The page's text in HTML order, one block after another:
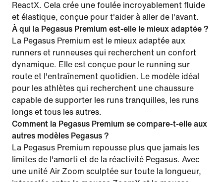
ReactX. Cela crée une foulée incroyablement fluide
et élastique, conçue pour t'aider à aller de l'avant.
À qui la Pegasus Premium est-elle le mieux adaptée ?
La Pegasus Premium est le mieux adaptée aux
runners et runneuses qui recherchent un confort
dynamique. Elle est conçue pour le running sur
route et l'entraînement quotidien. Le modèle idéal
pour les athlètes qui recherchent une chaussure
capable de supporter les runs tranquilles, les runs
longs et tous les autres.
Comment la Pegasus Premium se compare-t-elle aux
autres modèles Pegasus ?
La Pegasus Premium repousse plus que jamais les
limites de l'amorti et de la réactivité Pegasus. Avec
une unité Air Zoom sculptée sur toute la longueur,